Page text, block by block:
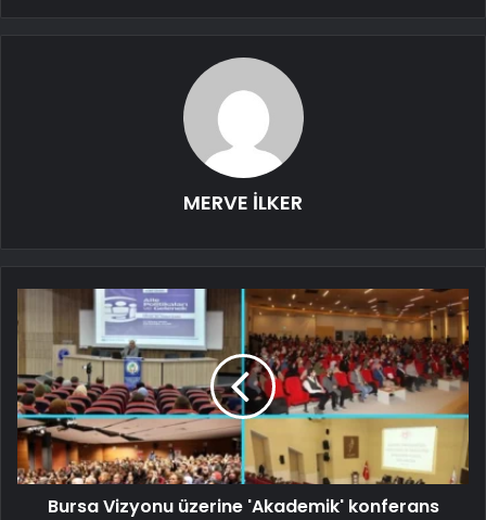
MERVE İLKER
Bursa Vizyonu üzerine 'Akademik' konferans